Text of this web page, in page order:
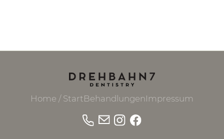
Home / StartBehandlungenImpressum